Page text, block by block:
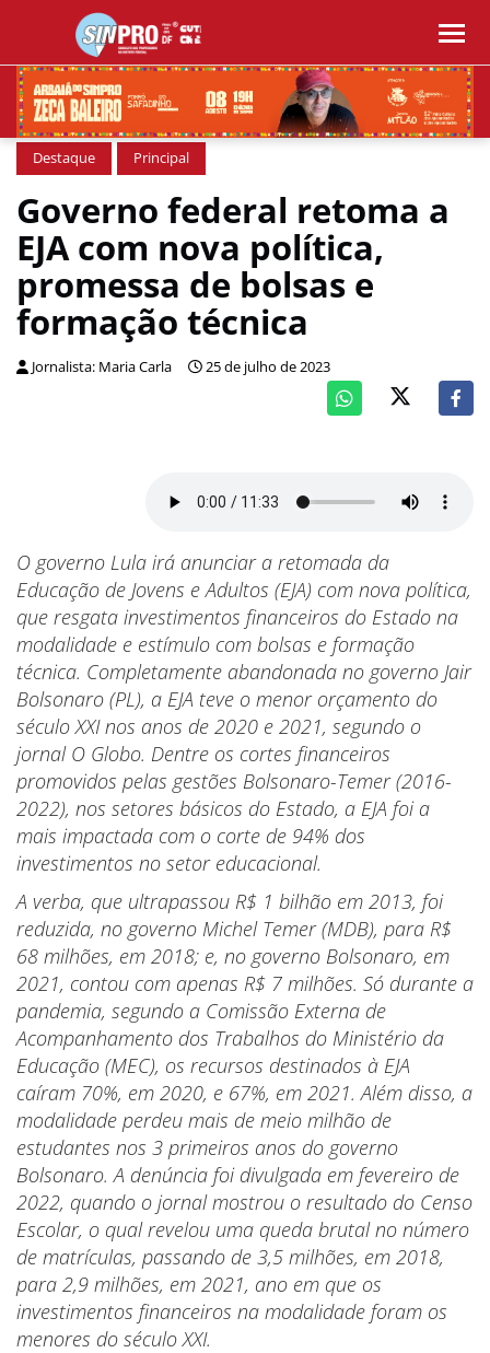
Destaque Principal
Governo federal retoma a
EJA com nova política,
promessa de bolsas e
formação técnica
Jornalista: Maria Carla 25 de julho de 2023
O governo Lula irá anunciar a retomada da
Educação de Jovens e Adultos (EJA) com nova política,
que resgata investimentos financeiros do Estado na
modalidade e estímulo com bolsas e formação
técnica. Completamente abandonada no governo Jair
Bolsonaro (PL), a EJA teve o menor orçamento do
século XXI nos anos de 2020 e 2021, segundo o
jornal O Globo. Dentre os cortes financeiros
promovidos pelas gestões Bolsonaro-Temer (2016-
2022), nos setores básicos do Estado, a EJA foi a
mais impactada com o corte de 94% dos
investimentos no setor educacional.
A verba, que ultrapassou R$ 1 bilhão em 2013, foi
reduzida, no governo Michel Temer (MDB), para R$
68 milhões, em 2018; e, no governo Bolsonaro, em
2021, contou com apenas R$ 7 milhões. Só durante a
pandemia, segundo a Comissão Externa de
Acompanhamento dos Trabalhos do Ministério da
Educação (MEC), os recursos destinados à EJA
caíram 70%, em 2020, e 67%, em 2021.Além disso, a
modalidade perdeu mais de meio milhão de
estudantes nos 3 primeiros anos do governo
Bolsonaro. A denúncia foi divulgada em fevereiro de
2022, quando o jornal mostrou o resultado do Censo
Escolar, o qual revelou uma queda brutal no número
de matrículas, passando de 3,5 milhões, em 2018,
para 2,9 milhões, em 2021, ano em que os
investimentos financeiros na modalidade foram os
menores do século XXI.